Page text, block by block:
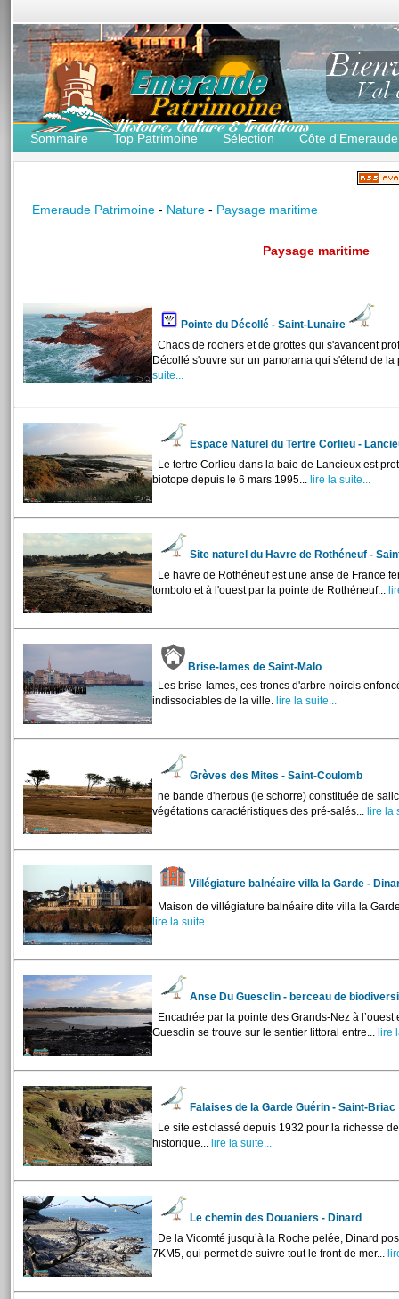
Sommaire Top Patrimoine Sélection Côte d'Emeraude
Emeraude Patrimoine - Nature - Paysage maritime
Paysage maritime
Pointe du Décollé - Saint-Lunaire
Chaos de rochers et de grottes qui s'avancent
Décollé s'ouvre sur un panorama qui s'étend de
suite...
Espace Naturel du Tertre Corlieu -
Le tertre Corlieu dans la baie de Lancieux est
biotope depuis le 6 mars 1995... lire la suite...
Site naturel du Havre de Rothéneuf -
Le havre de Rothéneuf est une anse de France
tombolo et à l'ouest par la pointe de Rothéneuf...
Brise-lames de Saint-Malo
Les brise-lames, ces troncs d'arbre noircis
indissociables de la ville. lire la suite...
Grèves des Mites - Saint-Coulomb
ne bande d'herbus (le schorre) constituée de
végétations caractéristiques des pré-salés... lire la
Villégiature balnéaire villa la Garde -
Maison de villégiature balnéaire dite villa la
lire la suite...
Anse Du Guesclin - berceau de
Encadrée par la pointe des Grands-Nez à l’ouest
Guesclin se trouve sur le sentier littoral entre... lire
Falaises de la Garde Guérin - Saint-Briac
Le site est classé depuis 1932 pour la richesse
historique... lire la suite...
Le chemin des Douaniers - Dinard
De la Vicomté jusqu’à la Roche pelée, Dinard
7KM5, qui permet de suivre tout le front de mer...